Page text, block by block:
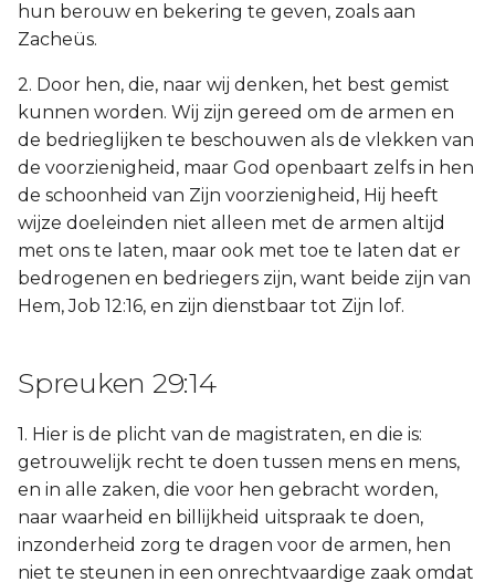
hun berouw en bekering te geven, zoals aan
Zacheüs.
2. Door hen, die, naar wij denken, het best gemist
kunnen worden. Wij zijn gereed om de armen en
de bedrieglijken te beschouwen als de vlekken van
de voorzienigheid, maar God openbaart zelfs in hen
de schoonheid van Zijn voorzienigheid, Hij heeft
wijze doeleinden niet alleen met de armen altijd
met ons te laten, maar ook met toe te laten dat er
bedrogenen en bedriegers zijn, want beide zijn van
Hem, Job 12:16, en zijn dienstbaar tot Zijn lof.
Spreuken 29:14
1. Hier is de plicht van de magistraten, en die is:
getrouwelijk recht te doen tussen mens en mens,
en in alle zaken, die voor hen gebracht worden,
naar waarheid en billijkheid uitspraak te doen,
inzonderheid zorg te dragen voor de armen, hen
niet te steunen in een onrechtvaardige zaak omdat